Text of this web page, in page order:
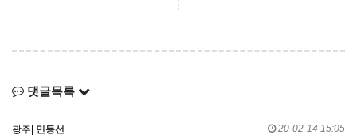
댓글목록
광주| 민동선 20-02-14 15:05